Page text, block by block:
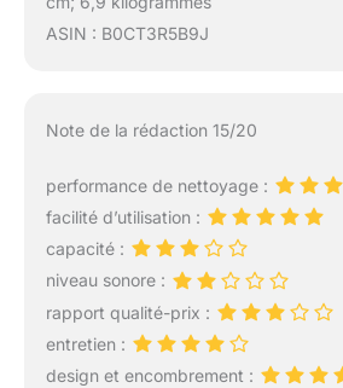
ASIN : B0CT3R5B9J
Note de la rédaction 15/20
performance de nettoyage :
facilité d’utilisation :
capacité :
niveau sonore :
rapport qualité-prix :
entretien :
design et encombrement :